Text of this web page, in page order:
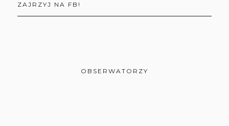
ZAJRZYJ NA FB!
OBSERWATORZY